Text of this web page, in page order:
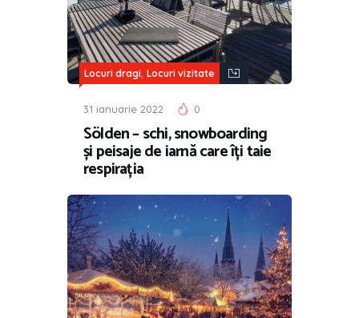
Locuri dragi, Locuri vizitate
31 ianuarie 2022 0
Sölden – schi, snowboarding
și peisaje de iarnă care îți taie
respirația